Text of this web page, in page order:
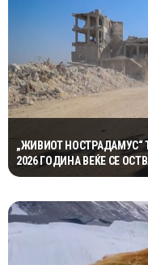
„ЖИВИОТ НОСТРАДАМУС“
2026 ГОДИНА ВЕЌЕ СЕ